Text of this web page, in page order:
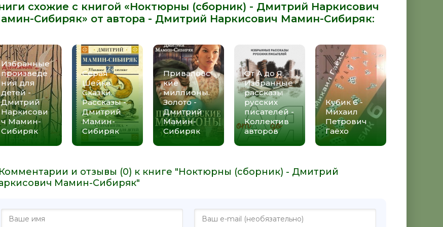
схожие с книгой «Ноктюрны (сборник) - Дмитрий Наркисович
Сибиряк» от автора - Дмитрий Наркисович Мамин-Сибиряк:
Избранные
произведе
ния для
детей -
Дмитрий
Наркисови
ч Мамин-
Сибиряк
Серая
Шейка.
Сказки.
Рассказы -
Дмитрий
Мамин-
Сибиряк
Приваловс
кие
миллионы.
Золото -
Дмитрий
Мамин-
Сибиряк
От А до Я.
Избранные
рассказы
русских
писателей -
Коллектив
авторов
Кубик 6 -
Михаил
Петрович
Гаёхо
Комментарии и отзывы (0) к книге "Ноктюрны (сборник) - Дмитрий
Мамин-Сибиряк"